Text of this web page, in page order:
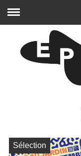
Sélection